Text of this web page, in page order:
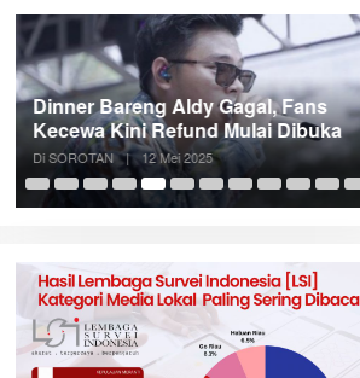
Dinner Bareng Aldy Gagal, Fans
Kecewa Kini Refund Mulai Dibuka
Di SOROTAN | 12 Mei 2025